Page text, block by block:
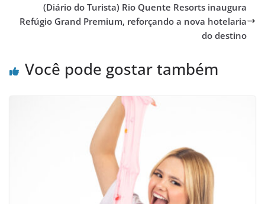
(Diário do Turista) Rio Quente Resorts inaugura
Refúgio Grand Premium, reforçando a nova hotelaria
do destino
Você pode gostar também